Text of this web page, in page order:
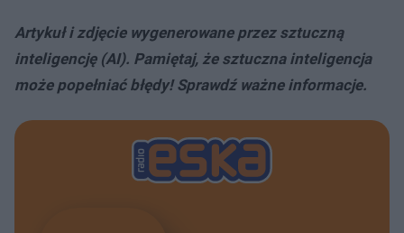
Artykuł i zdjęcie wygenerowane przez sztuczną
inteligencję (AI). Pamiętaj, że sztuczna inteligencja
może popełniać błędy! Sprawdź ważne informacje.